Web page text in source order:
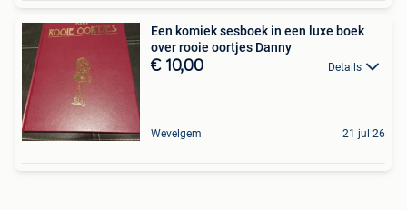
Een komiek sesboek in een luxe boek
over rooie oortjes Danny
€ 10,00 Details
Wevelgem 21 jul 26